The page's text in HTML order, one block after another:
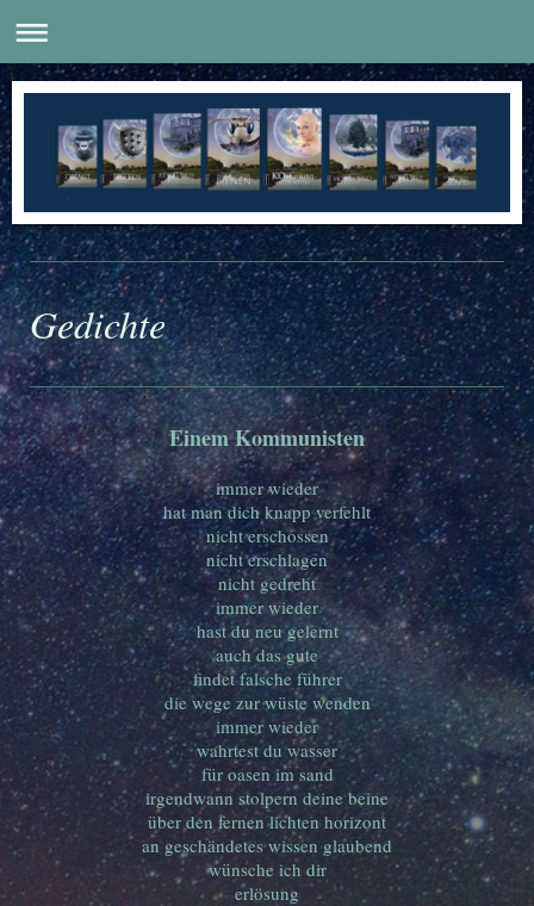
Gedichte
Einem Kommunisten
immer wieder
hat man dich knapp verfehlt
nicht erschossen
nicht erschlagen
nicht gedreht
immer wieder
hast du neu gelernt
auch das gute
findet falsche führer
die wege zur wüste wenden
immer wieder
wahrtest du wasser
für oasen im sand
irgendwann stolpern deine beine
über den fernen lichten horizont
an geschändetes wissen glaubend
wünsche ich dir
erlösung